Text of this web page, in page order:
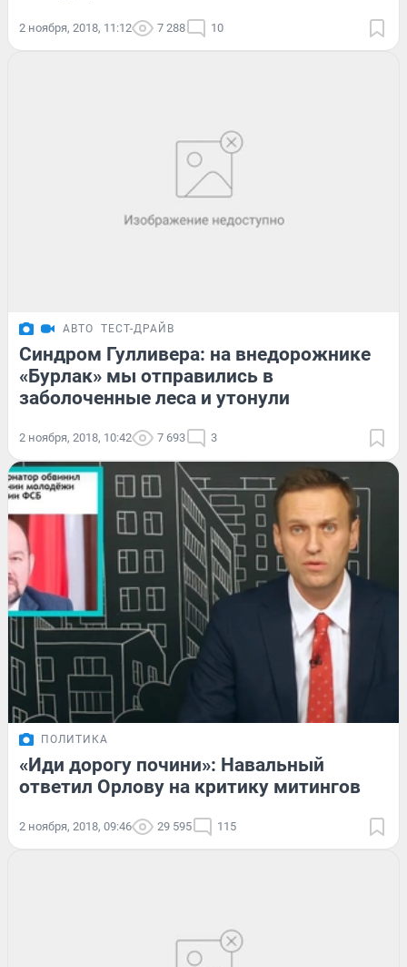
2 ноября, 2018, 11:12 7 288 10
АВТО ТЕСТ-ДРАЙВ
Синдром Гулливера: на внедорожнике
«Бурлак» мы отправились в
заболоченные леса и утонули
2 ноября, 2018, 10:42 7 693 3
ПОЛИТИКА
«Иди дорогу почини»: Навальный
ответил Орлову на критику митингов
2 ноября, 2018, 09:46 29 595 115